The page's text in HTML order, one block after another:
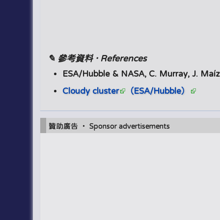
✎ 參考資料 · References
ESA/Hubble & NASA, C. Murray, J.
Cloudy cluster （ESA/Hubble）
贊助廣告 ‧ Sponsor advertisements